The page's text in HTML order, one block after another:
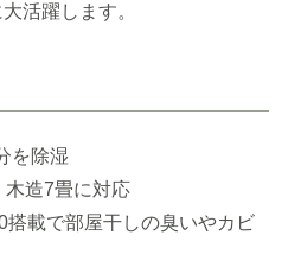
活躍します。
を除湿
木造7畳に対応
搭載で部屋干しの臭いやカビ